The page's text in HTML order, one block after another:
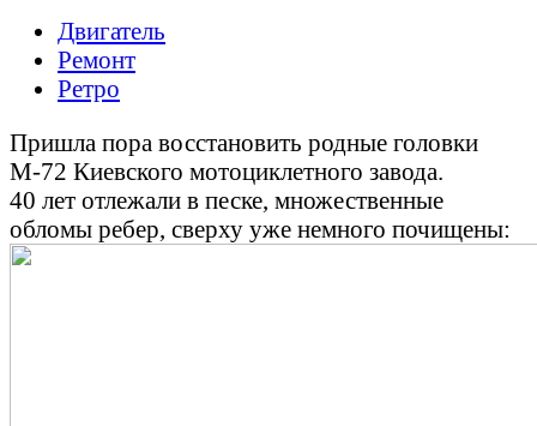
Двигатель
Ремонт
Ретро
Пришла пора восстановить родные головки
М-72 Киевского мотоциклетного завода.
40 лет отлежали в песке, множественные
обломы ребер, сверху уже немного почищены: